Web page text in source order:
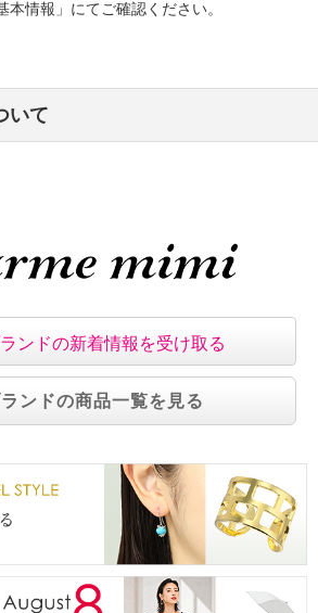
情報」にてご確認ください。
いて
ンドの新着情報を受け取る
ンドの商品一覧を見る